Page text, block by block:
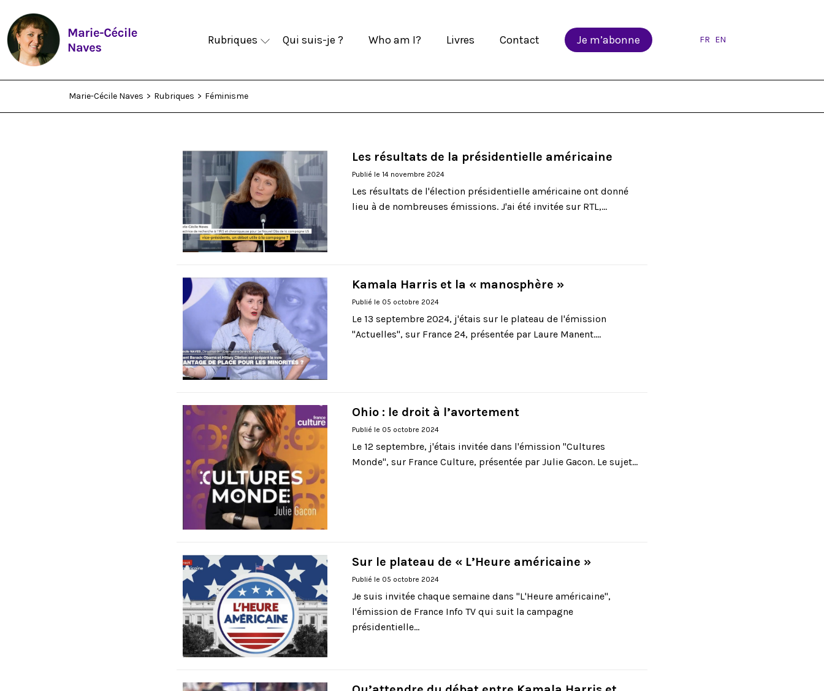
Rubriques Qui suis-je ? Who am I? Livres Contact Je m’abonne FR EN
Marie-Cécile Naves > Rubriques > Féminisme
Les résultats de la présidentielle américaine
Publié le 14 novembre 2024
Les résultats de l'élection présidentielle américaine ont donné
lieu à de nombreuses émissions. J'ai été invitée sur RTL,...
Kamala Harris et la « manosphère »
Publié le 05 octobre 2024
Le 13 septembre 2024, j'étais sur le plateau de l'émission
"Actuelles", sur France 24, présentée par Laure Manent....
Ohio : le droit à l’avortement
Publié le 05 octobre 2024
Le 12 septembre, j'étais invitée dans l'émission "Cultures
Monde", sur France Culture, présentée par Julie Gacon. Le sujet...
Sur le plateau de « L’Heure américaine »
Publié le 05 octobre 2024
Je suis invitée chaque semaine dans "L'Heure américaine",
l'émission de France Info TV qui suit la campagne
présidentielle...